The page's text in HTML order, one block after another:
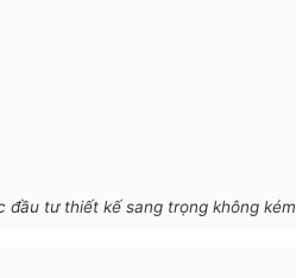
tư thiết kế sang trọng không kém